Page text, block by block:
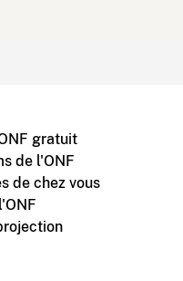
gratuit
de l'ONF
de chez vous